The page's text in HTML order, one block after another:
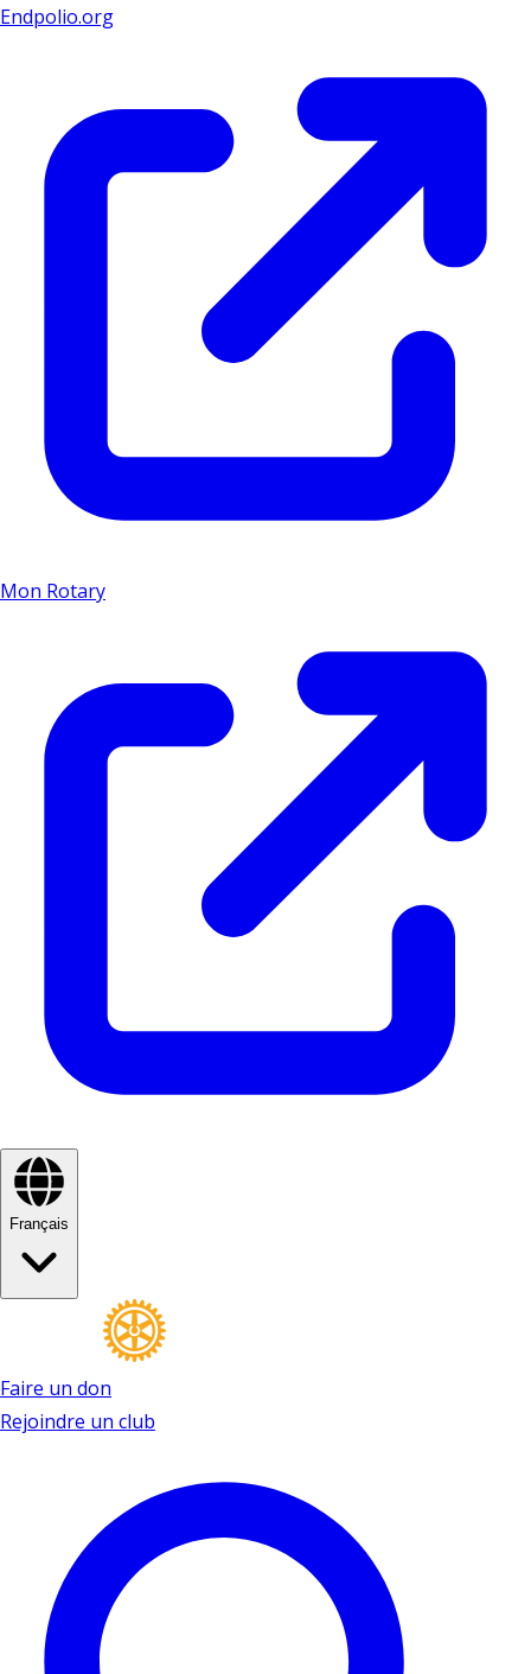
Endpolio.org
Mon Rotary
Français
Faire un don
Rejoindre un club